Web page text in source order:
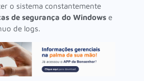
o sistema constantemente
de segurança do Windows e
de logs.